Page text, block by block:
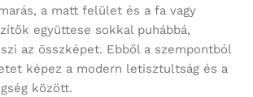
a matt felület és a fa vagy
együttese sokkal puhábbá,
az összképet. Ebből a szempontból
képez a modern letisztultság és a
között.